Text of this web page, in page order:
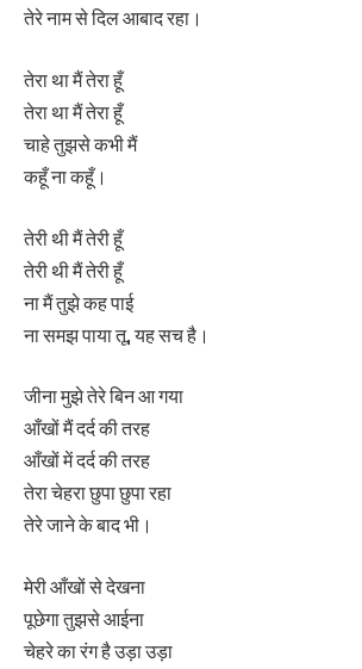
तेरे नाम से दिल आबाद रहा।
तेरा था मैं तेरा हूँ
तेरा था मैं तेरा हूँ
चाहे तुझसे कभी मैं
कहूँ ना कहूँ।
तेरी थी मैं तेरी हूँ
तेरी थी मैं तेरी हूँ
ना मैं तुझे कह पाई
ना समझ पाया तू, यह सच है।
जीना मुझे तेरे बिन आ गया
आँखों मैं दर्द की तरह
आँखों में दर्द की तरह
तेरा चेहरा छुपा छुपा रहा
तेरे जाने के बाद भी।
मेरी आँखों से देखना
पूछेगा तुझसे आईना
चेहरे का रंग है उड़ा उड़ा